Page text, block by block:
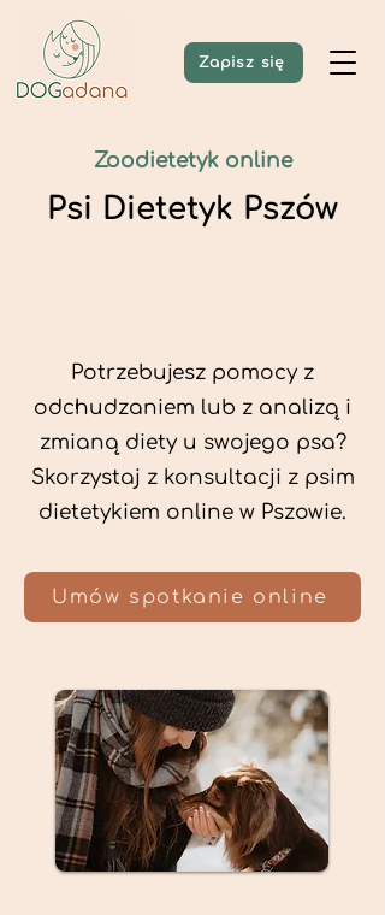
Zapisz się
Zoodietetyk online
Psi Dietetyk Pszów
Potrzebujesz pomocy z
odchudzaniem lub z analizą i
zmianą diety u swojego psa?
Skorzystaj z konsultacji z psim
dietetykiem online w Pszowie.
Umów spotkanie online